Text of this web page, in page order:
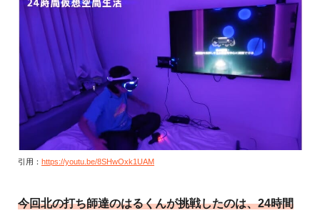
引用： https://youtu.be/8SHwOxk1UAM
今回北の打ち師達のはるくんが挑戦したのは、24時間